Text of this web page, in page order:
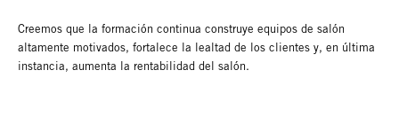
Creemos que la formación continua construye equipos de salón
altamente motivados, fortalece la lealtad de los clientes y, en última
instancia, aumenta la rentabilidad del salón.